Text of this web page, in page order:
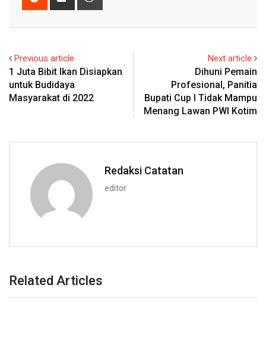
Previous article
1 Juta Bibit Ikan Disiapkan
untuk Budidaya
Masyarakat di 2022
Next article
Dihuni Pemain
Profesional, Panitia
Bupati Cup I Tidak Mampu
Menang Lawan PWI Kotim
Redaksi Catatan
editor
Related Articles